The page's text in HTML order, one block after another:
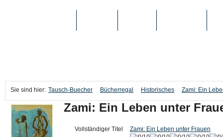
Sie sind hier: Tausch-Buecher Bücherregal Historisches Zami: Ein
Zami: Ein Leben unter
Vollständiger Titel
Zami: Ein Leben unter Frauen